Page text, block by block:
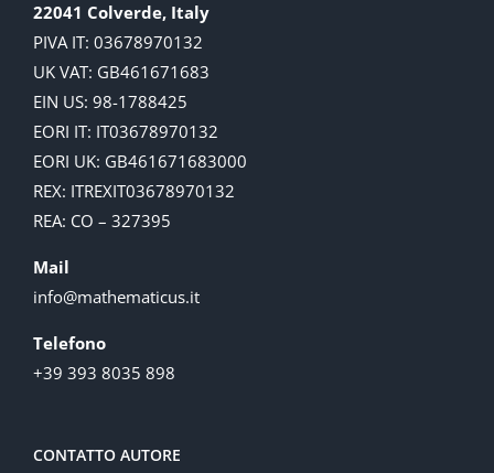
22041 Colverde, Italy
PIVA IT: 03678970132
UK VAT: GB461671683
EIN US: 98-1788425
EORI IT: IT03678970132
EORI UK: GB461671683000
REX: ITREXIT03678970132
REA: CO – 327395
Mail
info@mathematicus.it
Telefono
+39 393 8035 898
CONTATTO AUTORE